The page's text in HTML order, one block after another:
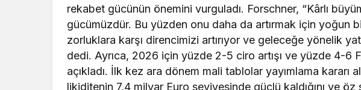
rekabet gücünün önemini vurguladı. Forschner, “Kârlı
gücümüzdür. Bu yüzden onu daha da artırmak için yoğun
zorluklara karşı direncimizi artırıyor ve geleceğe yönelik
dedi. Ayrıca, 2026 için yüzde 2-5 ciro artışı ve yüzde 4-6
açıkladı. İlk kez ara dönem mali tablolar yayımlama kararı
likiditenin 7,4 milyar Euro seviyesinde güçlü kaldığını ve öz